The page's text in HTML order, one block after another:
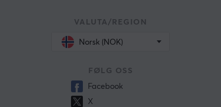
VALUTA/REGION
Norsk (NOK)
FØLG OSS
Facebook
X